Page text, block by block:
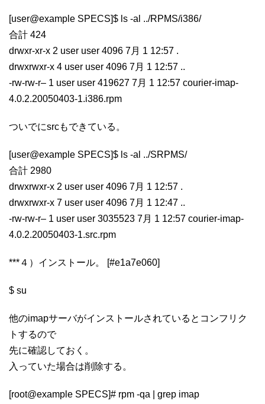
[user@example SPECS]$ ls -al ../RPMS/i386/
合計 424
drwxr-xr-x 2 user user 4096 7月 1 12:57 .
drwxrwxr-x 4 user user 4096 7月 1 12:57 ..
-rw-rw-r– 1 user user 419627 7月 1 12:57 courier-imap-
4.0.2.20050403-1.i386.rpm
ついでにsrcもできている。
[user@example SPECS]$ ls -al ../SRPMS/
合計 2980
drwxrwxr-x 2 user user 4096 7月 1 12:57 .
drwxrwxr-x 7 user user 4096 7月 1 12:47 ..
-rw-rw-r– 1 user user 3035523 7月 1 12:57 courier-imap-
4.0.2.20050403-1.src.rpm
***４）インストール。 [#e1a7e060]
$ su
他のimapサーバがインストールされているとコンフリク
トするので
先に確認しておく。
入っていた場合は削除する。
[root@example SPECS]# rpm -qa | grep imap